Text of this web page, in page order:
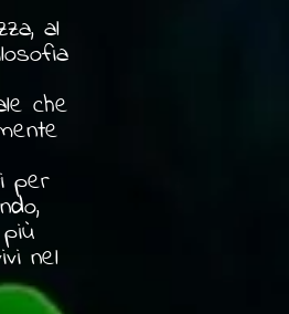
al
che
per
nel